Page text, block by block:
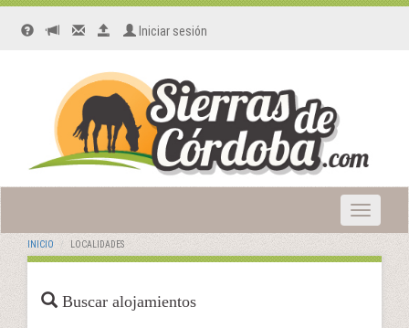
Iniciar sesión
Toggle
INICIO LOCALIDADES
Buscar alojamientos